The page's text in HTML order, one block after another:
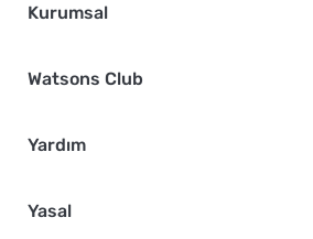
Kurumsal
Watsons Club
Yardım
Yasal